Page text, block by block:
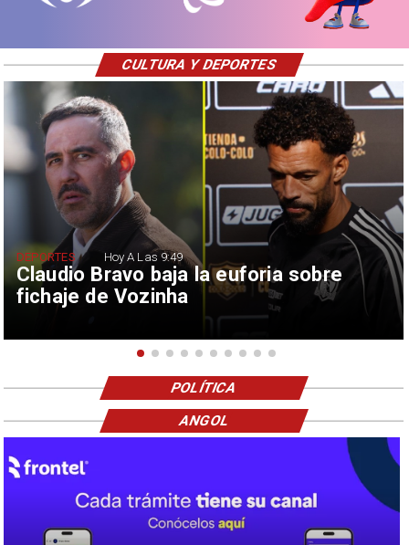
Claudio Bravo baja la euforia sobre
fichaje de Vozinha
DEPORTES Hoy A Las 9:49
CULTURA Y DEPORTES
POLÍTICA
ANGOL